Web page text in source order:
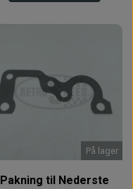
På lager
Pakning til Nederste